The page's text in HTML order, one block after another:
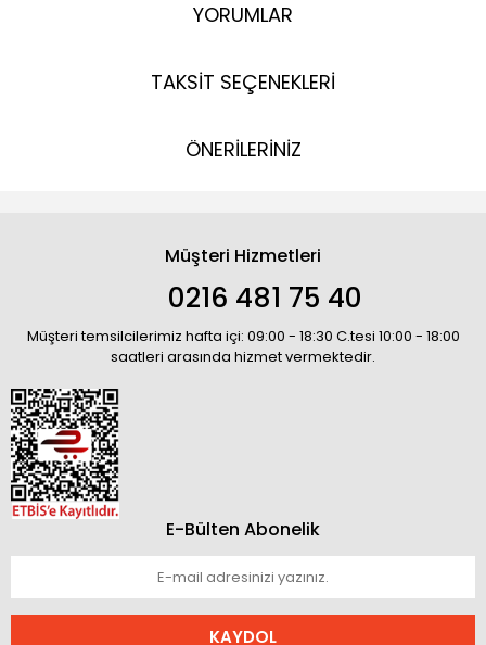
YORUMLAR
TAKSİT SEÇENEKLERİ
ÖNERİLERİNİZ
Müşteri Hizmetleri
0216 481 75 40
Müşteri temsilcilerimiz hafta içi: 09:00 - 18:30 C.tesi 10:00 - 18:00
saatleri arasında hizmet vermektedir.
E-Bülten Abonelik
KAYDOL